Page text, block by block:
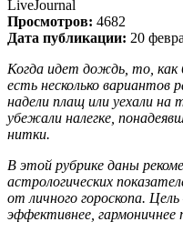
LiveJournal
Просмотров: 4682
Дата публикации: 20
Когда идет дождь, то, как
есть несколько вариантов
надели плащ или уехали
убежали налегке,
нитки.
В этой рубрике даны
астрологических
от личного гороскопа.
эффективнее,